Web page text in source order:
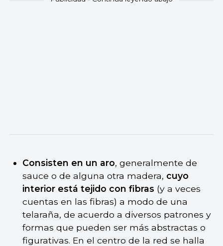
Consisten en un aro, generalmente de
sauce o de alguna otra madera, cuyo
interior está tejido con fibras (y a veces
cuentas en las fibras) a modo de una
telaraña, de acuerdo a diversos patrones y
formas que pueden ser más abstractas o
figurativas. En el centro de la red se halla